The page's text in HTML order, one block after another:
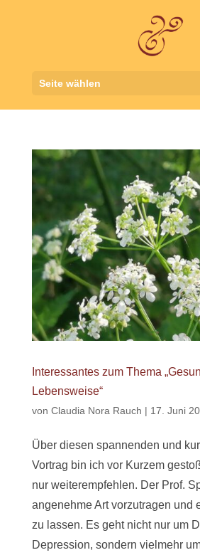
Seite wählen
Interessantes zum Thema
Lebensweise“
von Claudia Nora Rauch | 17. Juni
Über diesen spannenden und
Vortrag bin ich vor Kurzem
nur weiterempfehlen. Der Prof.
angenehme Art vorzutragen und
zu lassen. Es geht nicht nur um
Depression, sondern vielmehr